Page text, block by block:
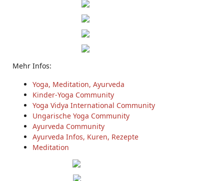
Mehr Infos:
Yoga, Meditation, Ayurveda
Kinder-Yoga Community
Yoga Vidya International Community
Ungarische Yoga Community
Ayurveda Community
Ayurveda Infos, Kuren, Rezepte
Meditation